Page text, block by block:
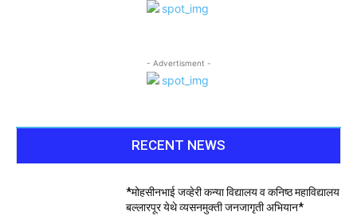
- Advertisment -
RECENT NEWS
*मोहसीनभाई जव्हेरी कन्या विद्यालय व कनिष्ठ महाविद्यालय
बल्लारपूर येथे व्यसनमुक्ती जनजागृती अभियान*